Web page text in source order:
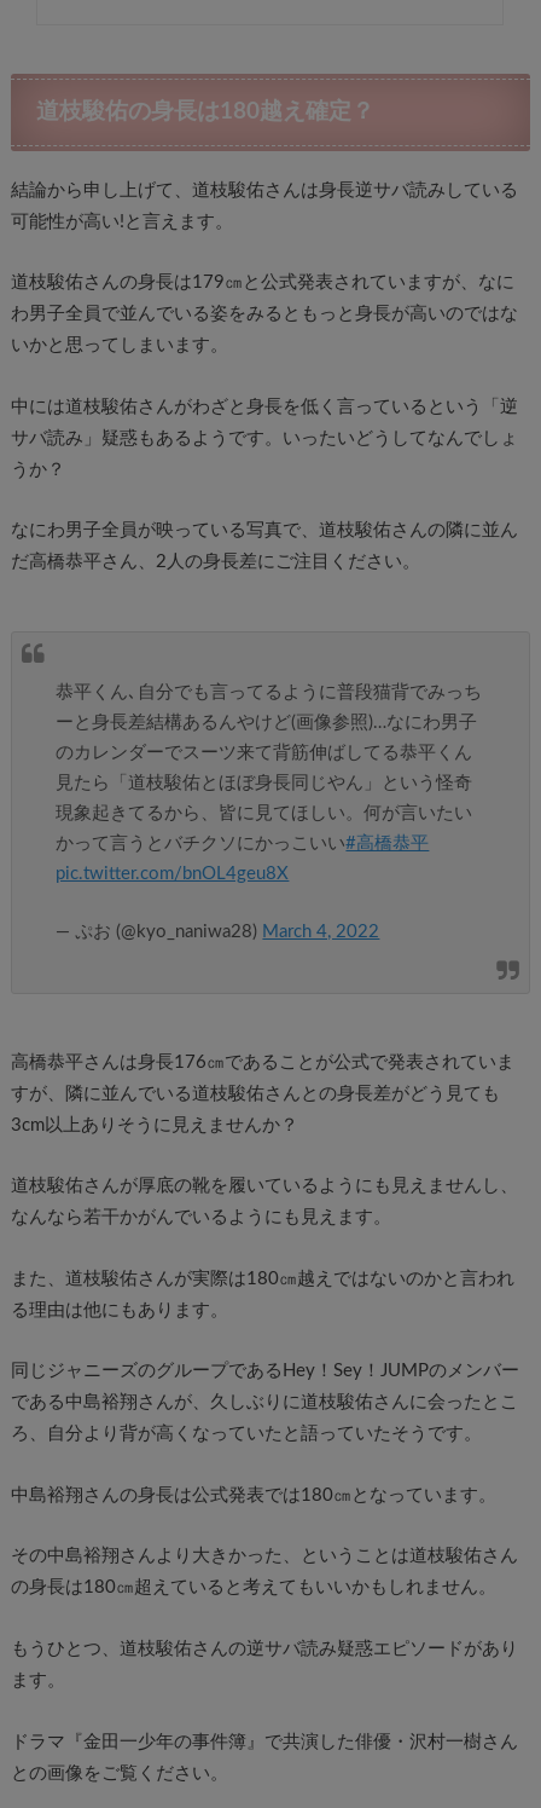
道枝駿佑の身長は180越え確定？
結論から申し上げて、道枝駿佑さんは身長逆サバ読みしている
可能性が高い!と言えます。
道枝駿佑さんの身長は179㎝と公式発表されていますが、なに
わ男子全員で並んでいる姿をみるともっと身長が高いのではな
いかと思ってしまいます。
中には道枝駿佑さんがわざと身長を低く言っているという「逆
サバ読み」疑惑もあるようです。いったいどうしてなんでしょ
うか？
なにわ男子全員が映っている写真で、道枝駿佑さんの隣に並ん
だ高橋恭平さん、2人の身長差にご注目ください。
恭平くん､自分でも言ってるように普段猫背でみっち
ーと身長差結構あるんやけど(画像参照)…なにわ男子
のカレンダーでスーツ来て背筋伸ばしてる恭平くん
見たら「道枝駿佑とほぼ身長同じやん」という怪奇
現象起きてるから、皆に見てほしい。何が言いたい
かって言うとバチクソにかっこいい#高橋恭平
pic.twitter.com/bnOL4geu8X
— ぷお (@kyo_naniwa28) March 4, 2022
高橋恭平さんは身長176㎝であることが公式で発表されていま
すが、隣に並んでいる道枝駿佑さんとの身長差がどう見ても
3cm以上ありそうに見えませんか？
道枝駿佑さんが厚底の靴を履いているようにも見えませんし、
なんなら若干かがんでいるようにも見えます。
また、道枝駿佑さんが実際は180㎝越えではないのかと言われ
る理由は他にもあります。
同じジャニーズのグループであるHey！Sey！JUMPのメンバー
である中島裕翔さんが、久しぶりに道枝駿佑さんに会ったとこ
ろ、自分より背が高くなっていたと語っていたそうです。
中島裕翔さんの身長は公式発表では180㎝となっています。
その中島裕翔さんより大きかった、ということは道枝駿佑さん
の身長は180㎝超えていると考えてもいいかもしれません。
もうひとつ、道枝駿佑さんの逆サバ読み疑惑エピソードがあり
ます。
ドラマ『金田一少年の事件簿』で共演した俳優・沢村一樹さん
との画像をご覧ください。